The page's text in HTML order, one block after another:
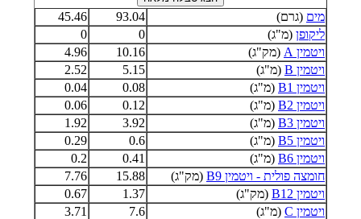
מים (גרם) 93.04
45.46
ליקופן (מ"ג) 0
0
ויטמין A
(מק"ג) 10.16
4.96
ויטמין B
(מ"ג) 5.15
2.52
ויטמין B1
(מ"ג) 0.08
0.04
ויטמין B2
(מ"ג) 0.12
0.06
ויטמין B3
(מ"ג) 3.92
1.92
ויטמין B5
(מ"ג) 0.6
0.29
ויטמין B6
(מ"ג) 0.41
0.2
חומצה פולית - ויטמין B9
(מק"ג) 15.88
7.76
ויטמין B12
(מק"ג) 1.37
0.67
ויטמין C
(מ"ג) 7.6
3.71